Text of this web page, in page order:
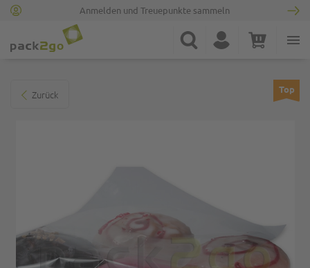
Anmelden und Treuepunkte sammeln
Suche Konto Warenkorb
Zurück Top